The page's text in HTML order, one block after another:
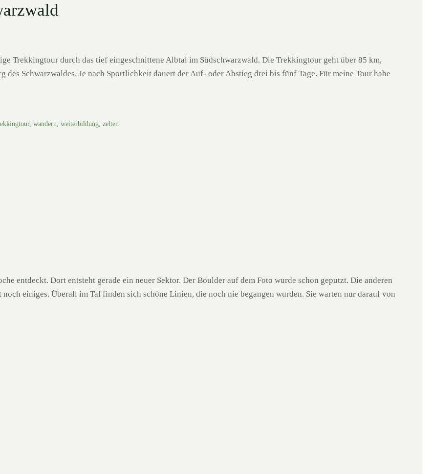
Trekkingtour durch das tief eingeschnittene Albtal im Südschwarzwald. Die Trekkingtour geht über 85 km,
des Schwarzwaldes. Je nach Sportlichkeit dauert der Auf- oder Abstieg drei bis fünf Tage. Für meine Tour habe
,wandern,weiterbildung,zelten
entdeckt. Dort entsteht gerade ein neuer Sektor. Der Boulder auf dem Foto wurde schon geputzt. Die anderen
einiges. Überall im Tal finden sich schöne Linien, die noch nie begangen wurden. Sie warten nur darauf von